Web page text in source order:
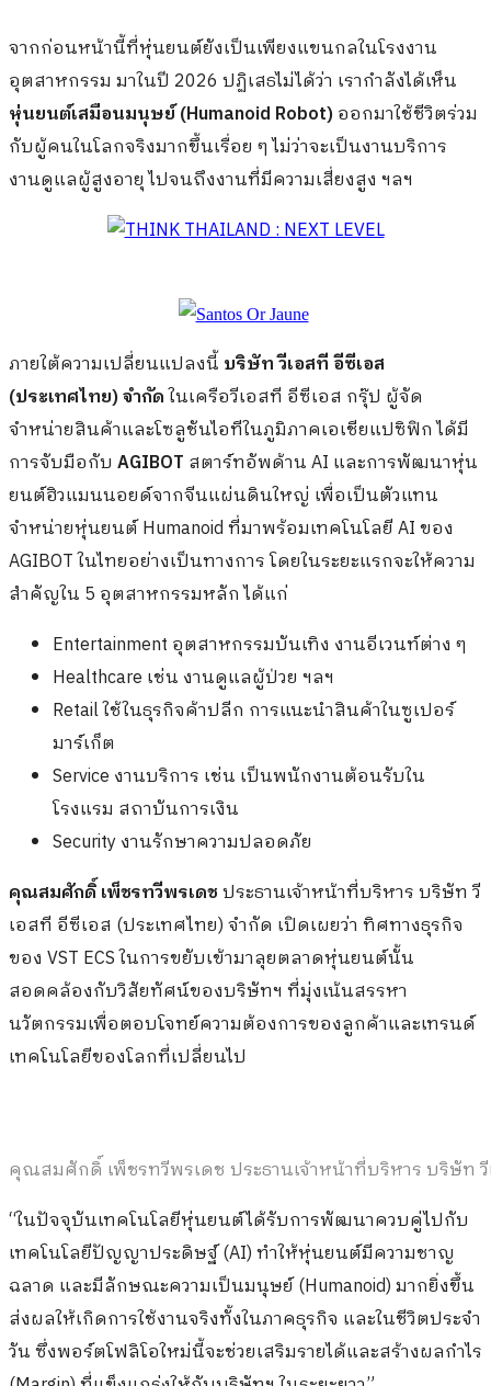
จากก่อนหน้านี้ที่หุ่นยนต์ยังเป็นเพียงแขนกลในโรงงาน
อุตสาหกรรม มาในปี 2026 ปฏิเสธไม่ได้ว่า เรากำลังได้เห็น
หุ่นยนต์เสมือนมนุษย์ (Humanoid Robot)ออกมาใช้ชีวิตร่วม
กับผู้คนในโลกจริงมากขึ้นเรื่อย ๆ ไม่ว่าจะเป็นงานบริการ
งานดูแลผู้สูงอายุ ไปจนถึงงานที่มีความเสี่ยงสูง ฯลฯ
ภายใต้ความเปลี่ยนแปลงนี้ บริษัท วีเอสที อีซีเอส
(ประเทศไทย) จำกัดในเครือวีเอสที อีซีเอส กรุ๊ป ผู้จัด
จำหน่ายสินค้าและโซลูชันไอทีในภูมิภาคเอเชียแปซิฟิก ได้มี
การจับมือกับ AGIBOT สตาร์ทอัพด้าน AI และการพัฒนาหุ่น
ยนต์ฮิวแมนนอยด์จากจีนแผ่นดินใหญ่ เพื่อเป็นตัวแทน
จำหน่ายหุ่นยนต์ Humanoid ที่มาพร้อมเทคโนโลยี AI ของ
AGIBOT ในไทยอย่างเป็นทางการ โดยในระยะแรกจะให้ความ
สำคัญใน 5 อุตสาหกรรมหลัก ได้แก่
Entertainment อุตสาหกรรมบันเทิง งานอีเวนท์ต่าง ๆ
Healthcare เช่น งานดูแลผู้ป่วย ฯลฯ
Retail ใช้ในธุรกิจค้าปลีก การแนะนำสินค้าในซูเปอร์
มาร์เก็ต
Service งานบริการ เช่น เป็นพนักงานต้อนรับใน
โรงแรม สถาบันการเงิน
Security งานรักษาความปลอดภัย
คุณสมศักดิ์ เพ็ชรทวีพรเดชประธานเจ้าหน้าที่บริหาร บริษัท วี
เอสที อีซีเอส (ประเทศไทย) จำกัด เปิดเผยว่า ทิศทางธุรกิจ
ของ VST ECS ในการขยับเข้ามาลุยตลาดหุ่นยนต์นั้น
สอดคล้องกับวิสัยทัศน์ของบริษัทฯ ที่มุ่งเน้นสรรหา
นวัตกรรมเพื่อตอบโจทย์ความต้องการของลูกค้าและเทรนด์
เทคโนโลยีของโลกที่เปลี่ยนไป
คุณสมศักดิ์ เพ็ชรทวีพรเดช ประธานเจ้าหน้าที่บริหาร บริษัท
“ในปัจจุบันเทคโนโลยีหุ่นยนต์ได้รับการพัฒนาควบคู่ไปกับ
เทคโนโลยีปัญญาประดิษฐ์ (AI) ทำให้หุ่นยนต์มีความชาญ
ฉลาด และมีลักษณะความเป็นมนุษย์ (Humanoid) มากยิ่งขึ้น
ส่งผลให้เกิดการใช้งานจริงทั้งในภาคธุรกิจ และในชีวิตประจำ
วัน ซึ่งพอร์ตโฟลิโอใหม่นี้จะช่วยเสริมรายได้และสร้างผลกำไร